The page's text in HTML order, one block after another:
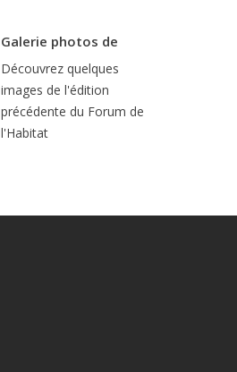
Galerie photos de
Découvrez quelques
images de l'édition
précédente du Forum de
l'Habitat